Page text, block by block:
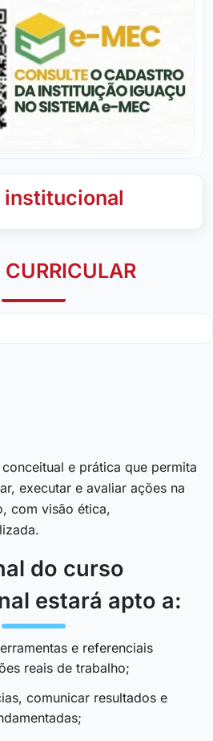
institucional
CURRICULAR
e prática que permita
executar e avaliar ações na
com visão ética,
do curso
estará apto a:
e referenciais
reais de trabalho;
comunicar resultados e